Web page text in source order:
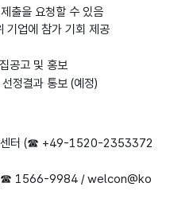
출을 요청할 수 있음
기업에 참가 기회 제공
공고 및 홍보
정결과 통보 (예정)
센터 (☎ +49-1520-2353372
(☎ 1566-9984 / welcon@ko